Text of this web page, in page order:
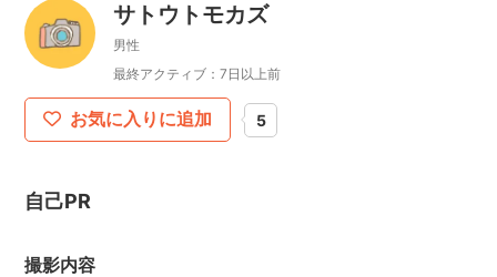
サトウトモカズ
男性
最終アクティブ：7日以上前
お気に入りに追加 5
自己PR
撮影内容